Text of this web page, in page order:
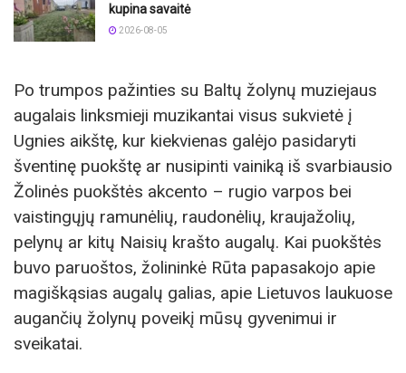
kupina savaitė
2026-08-05
Po trumpos pažinties su Baltų žolynų muziejaus
augalais linksmieji muzikantai visus sukvietė į
Ugnies aikštę, kur kiekvienas galėjo pasidaryti
šventinę puokštę ar nusipinti vainiką iš svarbiausio
Žolinės puokštės akcento – rugio varpos bei
vaistingųjų ramunėlių, raudonėlių, kraujažolių,
pelynų ar kitų Naisių krašto augalų. Kai puokštės
buvo paruoštos, žolininkė Rūta papasakojo apie
magiškąsias augalų galias, apie Lietuvos laukuose
augančių žolynų poveikį mūsų gyvenimui ir
sveikatai.